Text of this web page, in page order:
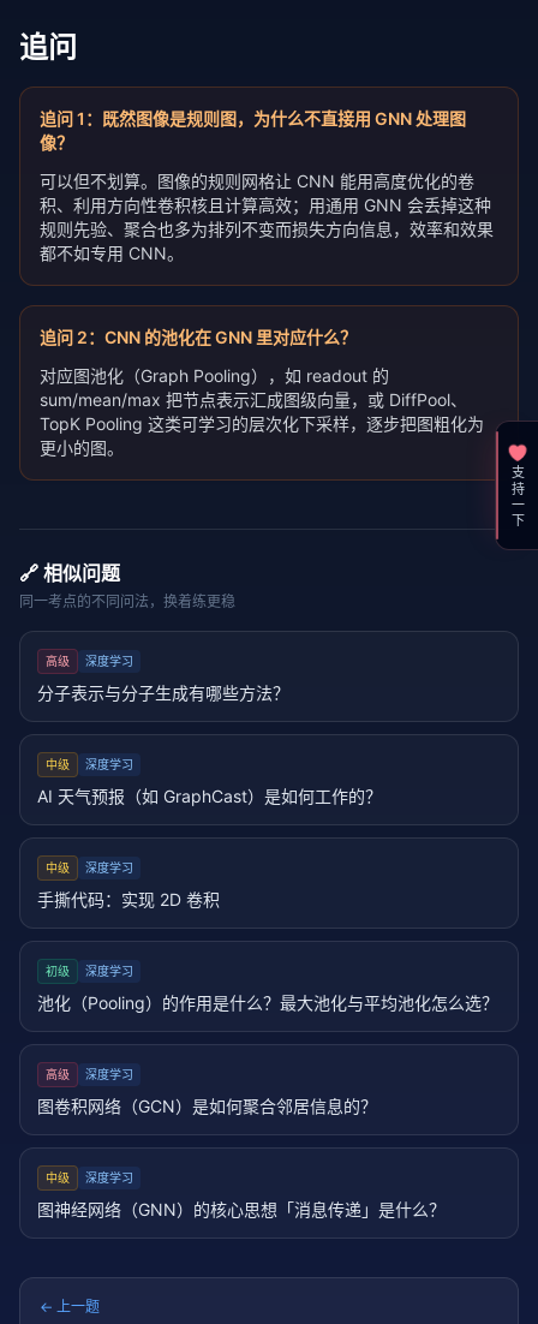
追问
追问1 ： 既然图像是规则图，为什么不直接用 GNN 处理图
像？
可以但不划算。图像的规则网格让 CNN 能用高度优化的卷
积、利用方向性卷积核且计算高效；用通用 GNN 会丢掉这种
规则先验、聚合也多为排列不变而损失方向信息，效率和效果
都不如专用 CNN。
追问 2： CNN 的池化在 GNN 里对应什么？
对应图池化（Graph Pooling），如 readout 的
sum/mean/max 把节点表示汇成图级向量，或 DiffPool、
TopK Pooling 这类可学习的层次化下采样，逐步把图粗化为
更小的图。
🔗 相似问题
同一考点的不同问法，换着练更稳
高级 深度学习
分子表示与分子生成有哪些方法？
中级 深度学习
AI 天气预报（如 GraphCast）是如何工作的？
中级 深度学习
手撕代码：实现 2D 卷积
初级 深度学习
池化（Pooling）的作用是什么？最大池化与平均池化怎么选？
高级 深度学习
图卷积网络（GCN）是如何聚合邻居信息的？
中级 深度学习
图神经网络（GNN）的核心思想「消息传递」是什么？
← 上一题
支持一下